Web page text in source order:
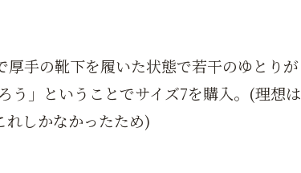
手の靴下を履いた状態で若干のゆとりが
う」ということでサイズ7を購入。(理想は
しかなかったため)